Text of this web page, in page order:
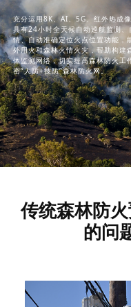
充分运用8K、AI、5G、红外热成
具有24小时全天候自动巡航监测、
情、自动准确定位火点位置功能，
外用火和森林火情火灾，帮助构建
体监测网络，切实提高森林防火工
密“人防+技防”森林防火网。
传统森林防
的问